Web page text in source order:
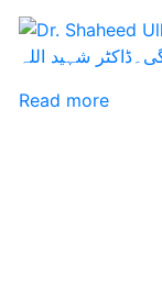
شہید اللہ
Read more